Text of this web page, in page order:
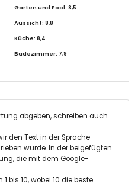
Garten und Pool: 8,5
Aussicht: 8,8
Küche: 8,4
Badezimmer: 7,9
abgeben, schreiben auch
den Text in der Sprache
wurde. In der beigefügten
die mit dem Google-
bis 10, wobei 10 die beste